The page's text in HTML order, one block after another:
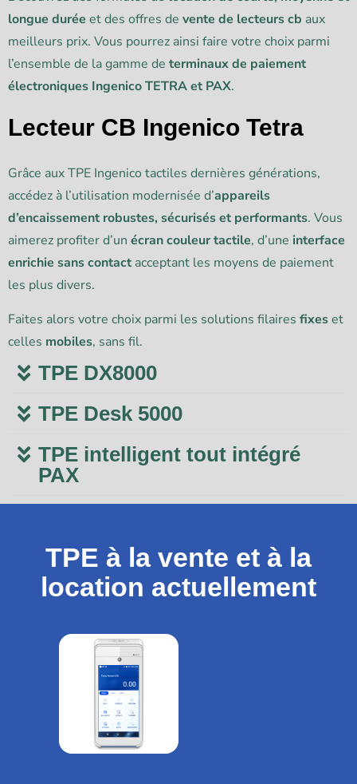
longue durée et des offres de vente de lecteurs cb aux
meilleurs prix. Vous pourrez ainsi faire votre choix parmi
l’ensemble de la gamme de terminaux de paiement
électroniques Ingenico TETRA et PAX.
Lecteur CB Ingenico Tetra
Grâce aux TPE Ingenico tactiles dernières générations,
accédez à l’utilisation modernisée d’appareils
d’encaissement robustes, sécurisés et performants. Vous
aimerez profiter d’un écran couleur tactile, d’une interface
enrichie sans contact acceptant les moyens de paiement
les plus divers.
Faites alors votre choix parmi les solutions filaires fixeset
celles mobiles, sans fil.
TPE DX8000
TPE Desk 5000
TPE intelligent tout intégré
PAX
TPE à la vente et à la
location actuellement